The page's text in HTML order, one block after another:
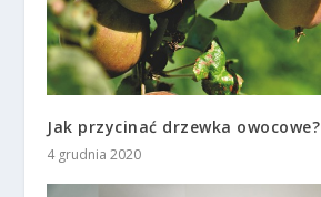
Jak przycinać drzewka owocowe?
4 grudnia 2020